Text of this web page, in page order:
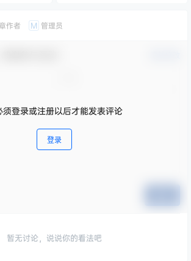
作者 M 管理员
须登录或注册以后才能发表评论
登录
暂无讨论，说说你的看法吧